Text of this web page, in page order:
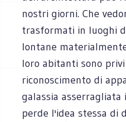
nostri giorni. Che
trasformati in luoghi
lontane
loro abitanti sono
riconoscimento di
galassia
perde l'idea stessa di